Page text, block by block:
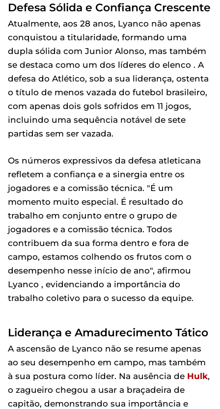
Defesa Sólida e Confiança Crescente
Atualmente, aos 28 anos, Lyanco não apenas
conquistou a titularidade, formando uma
dupla sólida com Junior Alonso, mas também
se destaca como um dos líderes do elenco . A
defesa do Atlético, sob a sua liderança, ostenta
o título de menos vazada do futebol brasileiro,
com apenas dois gols sofridos em 11 jogos,
incluindo uma sequência notável de sete
partidas sem ser vazada.
Os números expressivos da defesa atleticana
refletem a confiança e a sinergia entre os
jogadores e a comissão técnica. "É um
momento muito especial. É resultado do
trabalho em conjunto entre o grupo de
jogadores e a comissão técnica. Todos
contribuem da sua forma dentro e fora de
campo, estamos colhendo os frutos com o
desempenho nesse início de ano", afirmou
Lyanco , evidenciando a importância do
trabalho coletivo para o sucesso da equipe.
Liderança e Amadurecimento Tático
A ascensão de Lyanco não se resume apenas
ao seu desempenho em campo, mas também
à sua postura como líder. Na ausência de Hulk,
o zagueiro chegou a usar a braçadeira de
capitão, demonstrando sua importância e